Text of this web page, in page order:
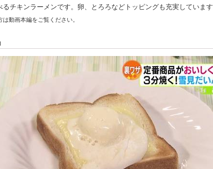
るチキンラーメンです。卵、とろろなどトッピングも充実していま
動画本編をご覧ください。